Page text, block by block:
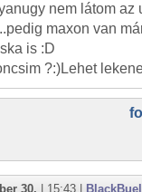
nem látom az
maxon van
is :D
?:)Lehet
30. | 15:43 |